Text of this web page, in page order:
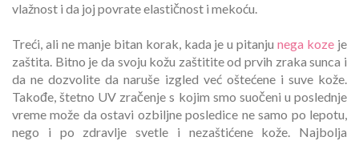
vlažnost i da joj povrate elastičnost i mekoću.
Treći, ali ne manje bitan korak, kada je u pitanjunega koze je
zaštita. Bitno je da svoju kožu zaštitite od prvih zraka sunca i
da ne dozvolite da naruše izgled već oštećene i suve kože.
Takođe, štetno UV zračenje s kojim smo suočeni u poslednje
vreme može da ostavi ozbiljne posledice ne samo po lepotu,
nego i po zdravlje svetle i nezaštićene kože. Najbolja